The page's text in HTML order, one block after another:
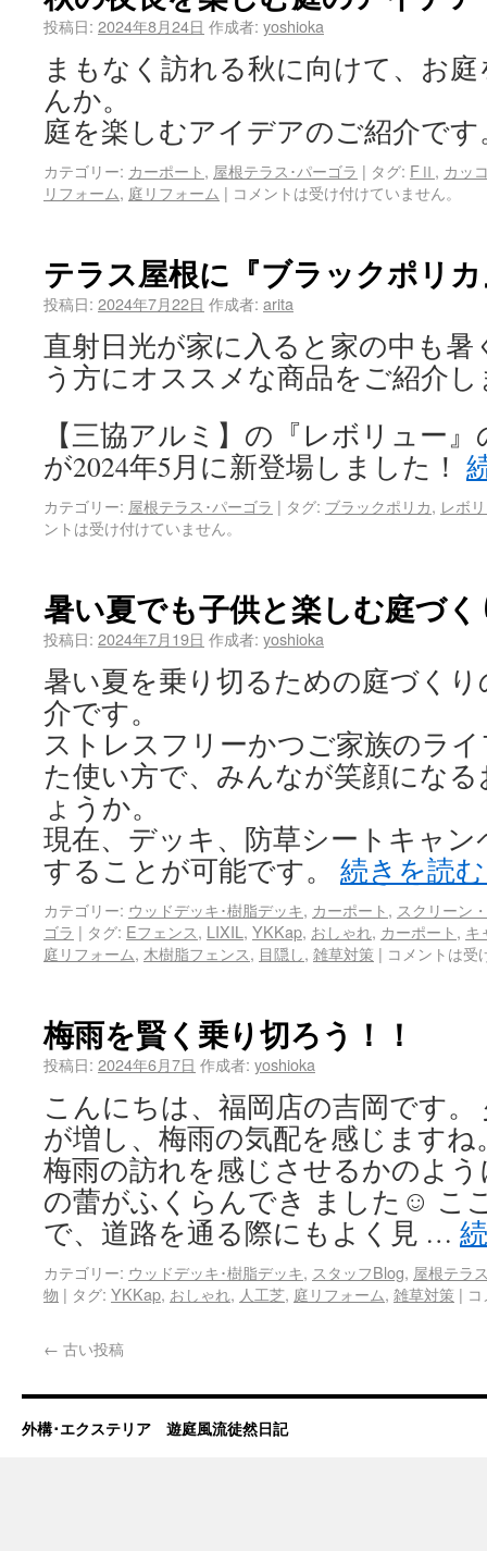
投稿日: 2024年8月24日 作成者: yoshioka
まもなく訪れる秋に向けて、お
んか。
庭を楽しむアイデアのご紹介で
カテゴリー: カーポート, 屋根テラス･パーゴラ | タグ: FⅡ , カッ
リフォーム, 庭リフォーム | コメントは受け付けていません。
テラス屋根に『ブラックポリ
投稿日: 2024年7月22日 作成者: arita
直射日光が家に入ると家の中も
う方にオススメな商品をご紹介
【三協アルミ】の『レボリュー
が2024年5月に新登場しました！
カテゴリー: 屋根テラス･パーゴラ | タグ: ブラックポリカ, レボ
ントは受け付けていません。
暑い夏でも子供と楽しむ庭づ
投稿日: 2024年7月19日 作成者: yoshioka
暑い夏を乗り切るための庭づく
介です。
ストレスフリーかつご家族のラ
た使い方で、みんなが笑顔にな
ょうか。
現在、デッキ、防草シートキャ
することが可能です。 続きを読
カテゴリー: ウッドデッキ･樹脂デッキ, カーポート, スクリーン
ゴラ | タグ: Eフェンス, LIXIL , YKKap, おしゃれ, カーポート, キ
庭リフォーム, 木樹脂フェンス, 目隠し, 雑草対策 | コメントは受
梅雨を賢く乗り切ろう！！
投稿日: 2024年6月7日 作成者: yoshioka
こんにちは、福岡店の吉岡です
が増し、梅雨の気配を感じますね
梅雨の訪れを感じさせるかのよ
の蕾がふくらんでき ました☺ こ
で、道路を通る際にもよく見 …
カテゴリー: ウッドデッキ･樹脂デッキ, スタッフBlog, 屋根テラ
物 | タグ: YKKap, おしゃれ, 人工芝, 庭リフォーム, 雑草対策 |
← 古い投稿
外構･エクステリア 遊庭風流徒然日記